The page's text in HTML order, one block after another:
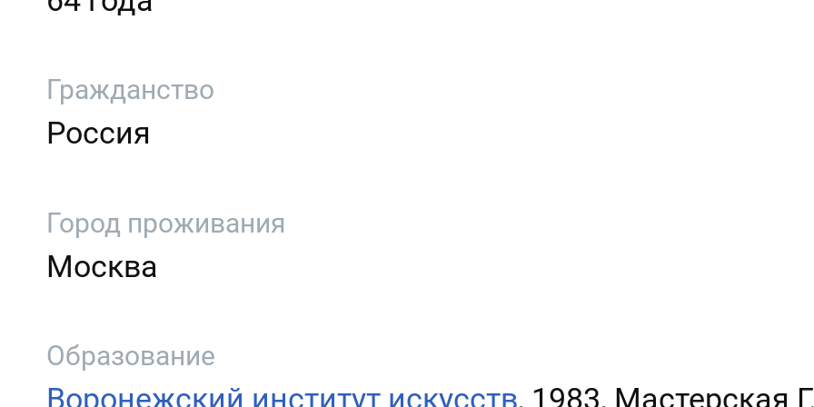
Гражданство
Россия
Город проживания
Москва
Образование
Воронежский институт искусств, 1983, Мастерская